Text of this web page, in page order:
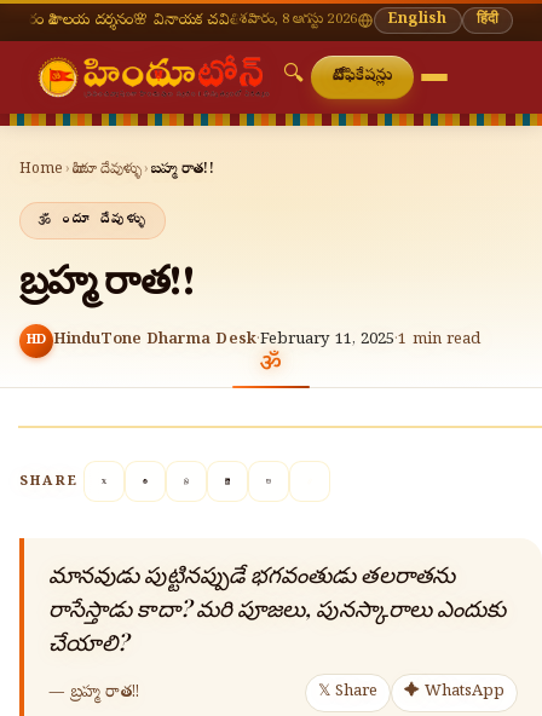
దర్శనం🌸 వినాయక చవితి — భాద్రపద శుద్ధ చవితి⛩ తిరుమల తిరుపతి — నేటి దర్శన
శనివారం, 8 ఆగస్టు 2026 English हिंदी
🔍 నోటిఫికేషన్లు
Home › హిందూ దేవుళ్ళు›బ్రహ్మ రాత!!
హిందూ దేవుళ్ళు
బ్రహ్మ రాత!!
HD HinduTone Dharma Desk·February 11, 2025·1 min read
SHARE
మానవుడు పుట్టినప్పుడే భగవంతుడు తలరాతను
రాసేస్తాడు కాదా? మరి పూజలు, పునస్కారాలు ఎందుకు
చేయాలి?
—బ్రహ్మ రాత!! 𝕏 Share ✦ WhatsApp